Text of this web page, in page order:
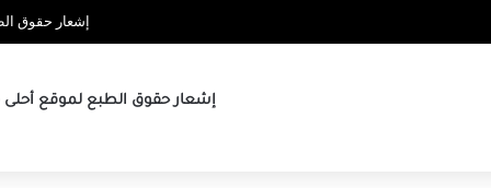
إشعار حقوق
إشعار حقوق الطبع لموقع أحلى